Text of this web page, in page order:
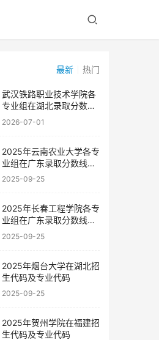
最新 热门
武汉铁路职业技术学院各
专业组在湖北录取分数线
及选科要求
2026-07-01
2025年云南农业大学各专
业组在广东录取分数线及
位次
2025-09-25
2025年长春工程学院各专
业组在广东录取分数线及
位次
2025-09-25
2025年烟台大学在湖北招
生代码及专业代码
2025-09-25
2025年贺州学院在福建招
生代码及专业代码